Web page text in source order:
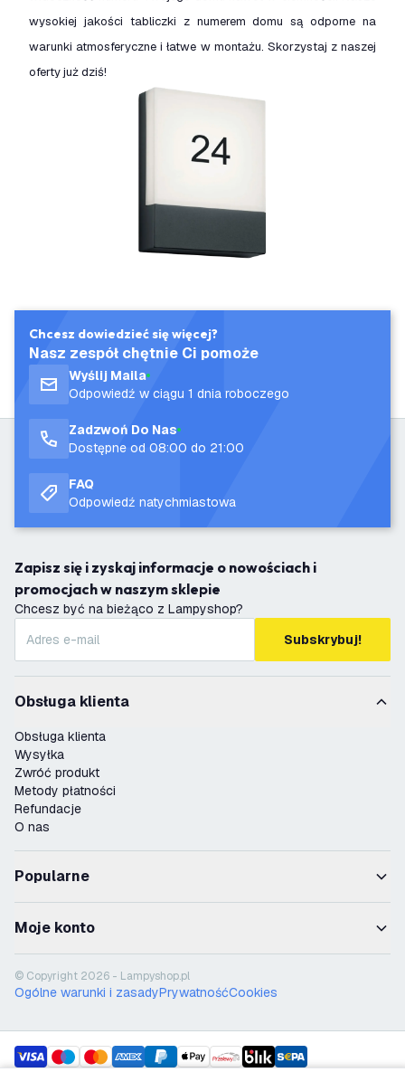
wysokiej jakości tabliczki z numerem domu są odporne na
warunki atmosferyczne i łatwe w montażu. Skorzystaj z naszej
oferty już dziś!
Chcesz dowiedzieć się więcej?
Nasz zespół chętnie Ci pomoże
Wyślij Maila
Odpowiedź w ciągu 1 dnia roboczego
Zadzwoń Do Nas
Dostępne od 08:00 do 21:00
FAQ
Odpowiedź natychmiastowa
Zapisz się i zyskaj informacje o nowościach i
promocjach w naszym sklepie
Chcesz być na bieżąco z Lampyshop?
Subskrybuj!
Obsługa klienta
Obsługa klienta
Wysyłka
Zwróć produkt
Metody płatności
Refundacje
O nas
Popularne
Moje konto
© Copyright 2026 - Lampyshop.pl
Ogólne warunki i zasadyPrywatnośćCookies
payment methods